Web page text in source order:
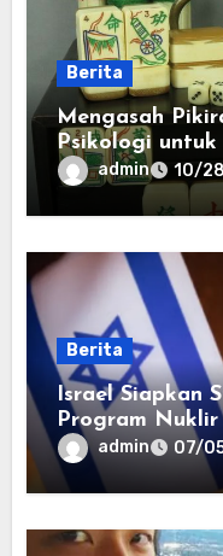
Berita
Mengasah
Psikologi
Kasino
admin 10/
Berita
Israel Siapkan
Program Nuklir
di Depan
admin 07/